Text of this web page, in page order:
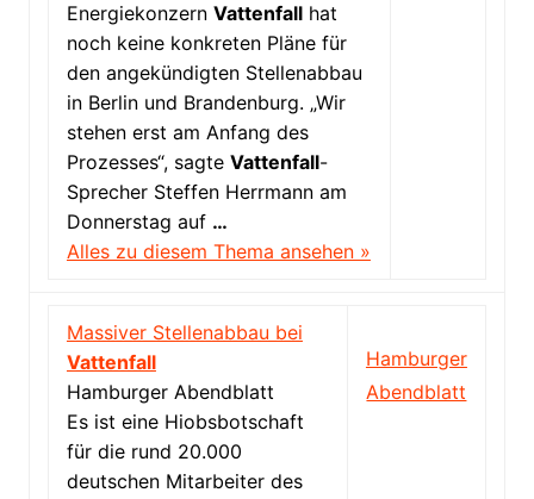
Energiekonzern Vattenfallhat
noch keine konkreten Pläne für
den angekündigten Stellenabbau
in Berlin und Brandenburg. „Wir
stehen erst am Anfang des
Prozesses“, sagte Vattenfall-
Sprecher Steffen Herrmann am
Donnerstag auf …
Alles zu diesem Thema ansehen »
Massiver Stellenabbau bei
Vattenfall
Hamburger Abendblatt
Es ist eine Hiobsbotschaft
für die rund 20.000
deutschen Mitarbeiter des
Hamburger
Abendblatt